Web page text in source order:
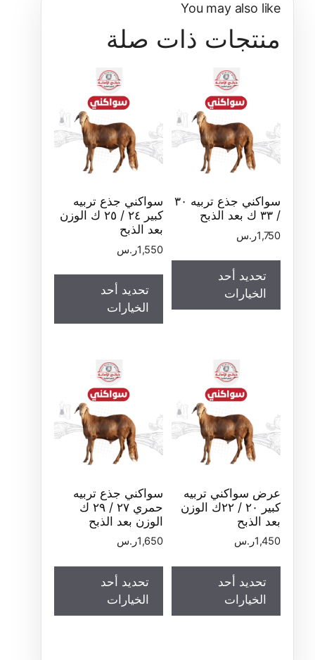
You may also like
منتجات ذات صلة
سواكني جذع تربيه ٣٠
/ ٣٣ ك بعد الذبح
1,750ر.س
تحديد أحد
الخيارات
سواكني جذع تربيه
كبير ٢٤ / ٢٥ ك الوزن
بعد الذبح
1,550ر.س
تحديد أحد
الخيارات
عرض سواكني تربيه
كبير ٢٠ / ٢٢ك الوزن
بعد الذبح
1,450ر.س
تحديد أحد
الخيارات
سواكني جذع تربيه
حمري ٢٧ / ٢٩ ك
الوزن بعد الذبح
1,650ر.س
تحديد أحد
الخيارات